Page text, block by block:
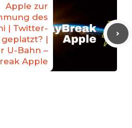
Apple zur
des
| Twitter-
|
U-Bahn –
Apple